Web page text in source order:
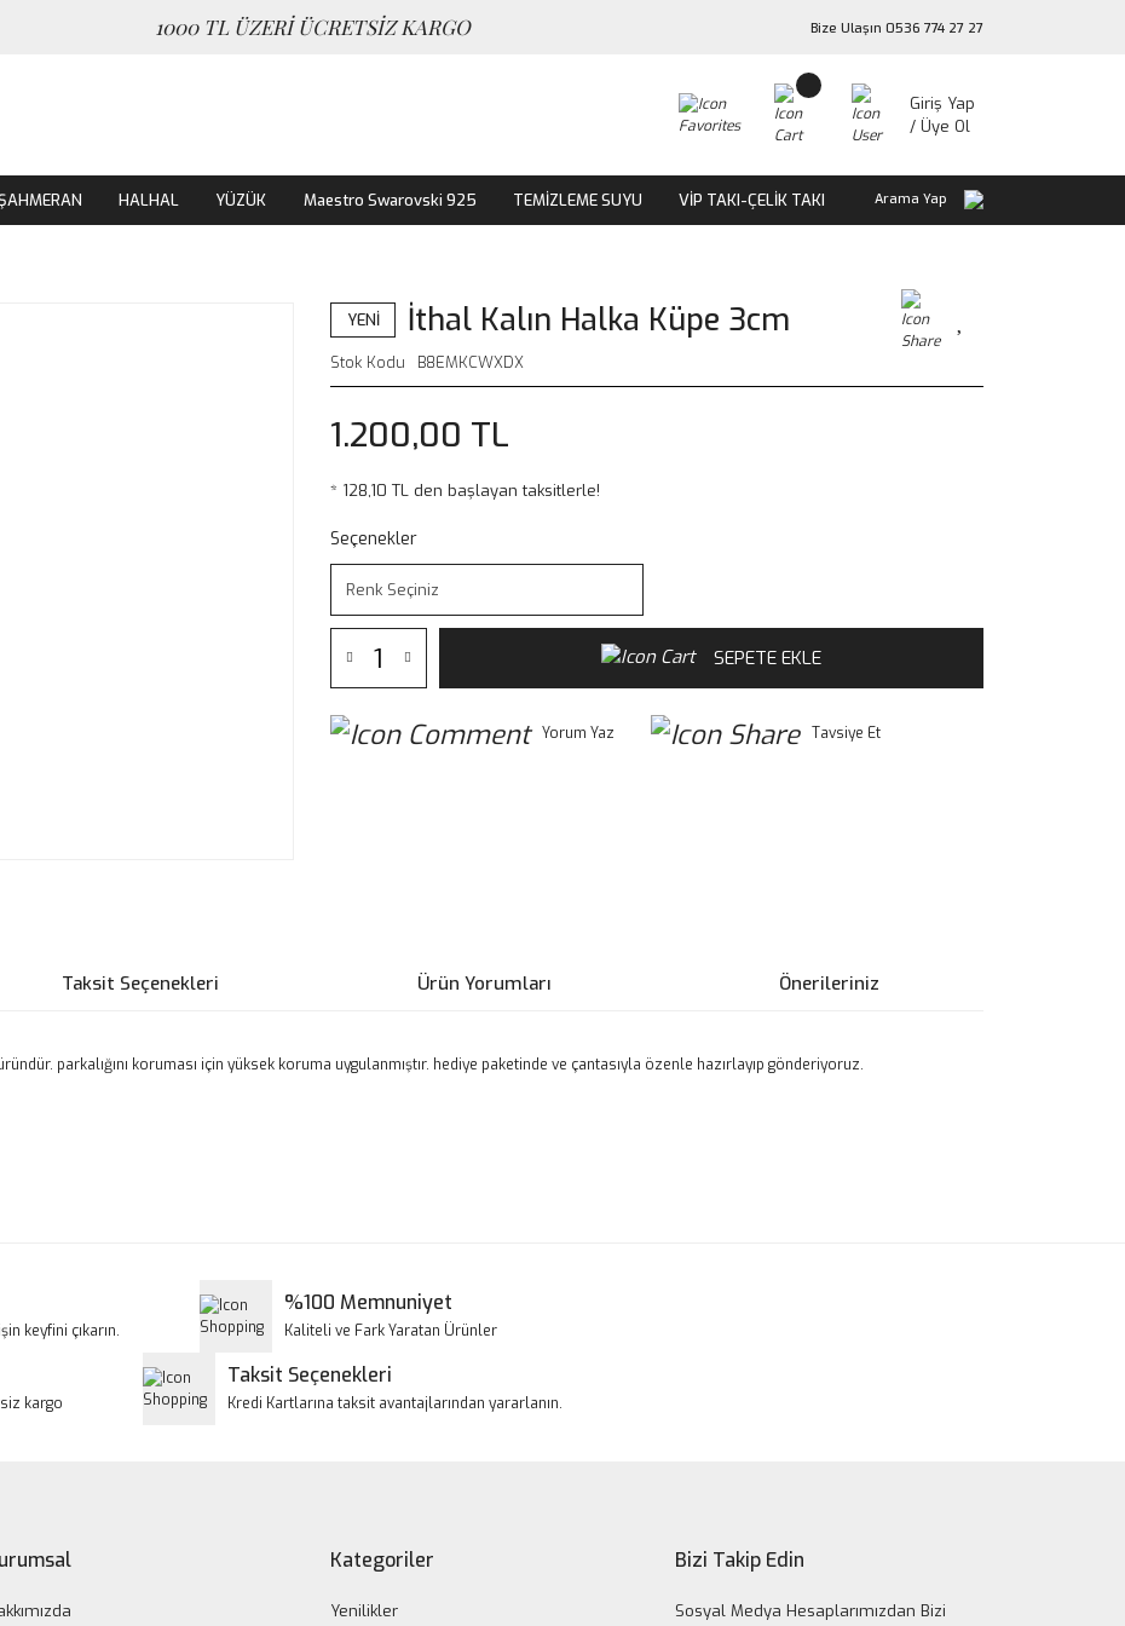
1000 TL ÜZERİ ÜCRETSİZ KARGO Bize Ulaşın 0536 774 27 27
Giriş Yap
/ Üye Ol
HALHAL YÜZÜK Maestro Swarovski 925 TEMİZLEME SUYU VİP TAKI-ÇELİK TAKI Arama Yap
YENİ İthal Kalın Halka Küpe 3cm
Stok Kodu B8EMKCWXDX
1.200,00 TL
* 128,10 TL den başlayan taksitlerle!
Seçenekler
SEPETE EKLE
Yorum Yaz Tavsiye Et
Taksit Seçenekleri Ürün Yorumları Önerileriniz
parkalığını koruması için yüksek koruma uygulanmıştır. hediye paketinde ve çantasıyla özenle hazırlayıp gönderiyoruz.
keyfini çıkarın.
%100 Memnuniyet
Kaliteli ve Fark Yaratan Ürünler
kargo
Taksit Seçenekleri
Kredi Kartlarına taksit avantajlarından yararlanın.
Kategoriler
Yenilikler
Bizi Takip Edin
Sosyal Medya Hesaplarımızdan Bizi